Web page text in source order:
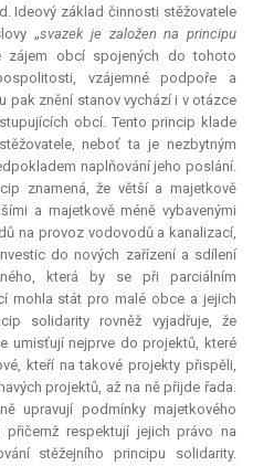
Ideový základ činnosti stěžovatele
„svazek je založen na principu
zájem obcí spojených do tohoto
vzájemné podpoře a
pak znění stanov vychází i v otázce
obcí. Tento princip klade
neboť ta je nezbytným
naplňování jeho poslání.
znamená, že větší a majetkově
a majetkově méně vybavenými
na provoz vodovodů a kanalizací,
do nových zařízení a sdílení
která by se při parciálním
mohla stát pro malé obce a jejich
solidarity rovněž vyjadřuje, že
umisťují nejprve do projektů, které
kteří na takové projekty přispěli,
projektů, až na ně přijde řada.
upravují podmínky majetkového
respektují jejich právo na
stěžejního principu solidarity.